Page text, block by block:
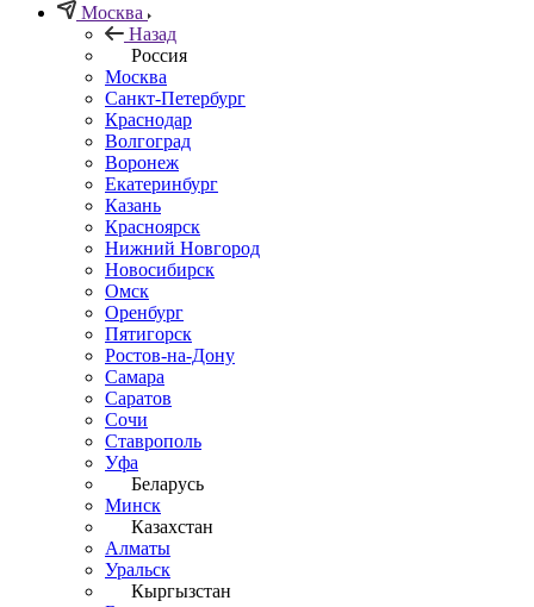
Москва
Назад
Россия
Москва
Санкт-Петербург
Краснодар
Волгоград
Воронеж
Екатеринбург
Казань
Красноярск
Нижний Новгород
Новосибирск
Омск
Оренбург
Пятигорск
Ростов-на-Дону
Самара
Саратов
Сочи
Ставрополь
Уфа
Беларусь
Минск
Казахстан
Алматы
Уральск
Кыргызстан